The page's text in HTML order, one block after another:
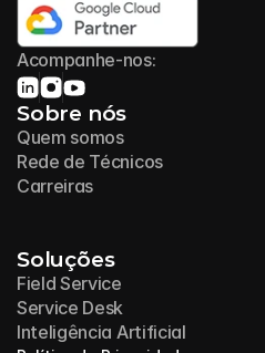
Acompanhe-nos:
Sobre nós
Quem somos
Rede de Técnicos
Carreiras
Soluções
Field Service
Service Desk
Inteligência Artificial